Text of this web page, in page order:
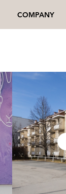
COMPANY